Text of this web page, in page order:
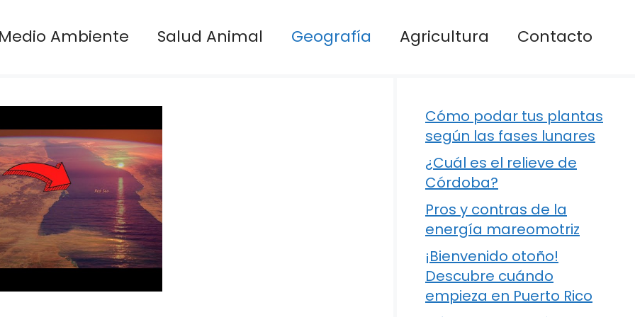
Medio Ambiente Salud Animal Geografía Agricultura Contacto
Cómo podar tus plantas
según las fases lunares
¿Cuál es el relieve de
Córdoba?
Pros y contras de la
energía mareomotriz
¡Bienvenido otoño!
Descubre cuándo
empieza en Puerto Rico